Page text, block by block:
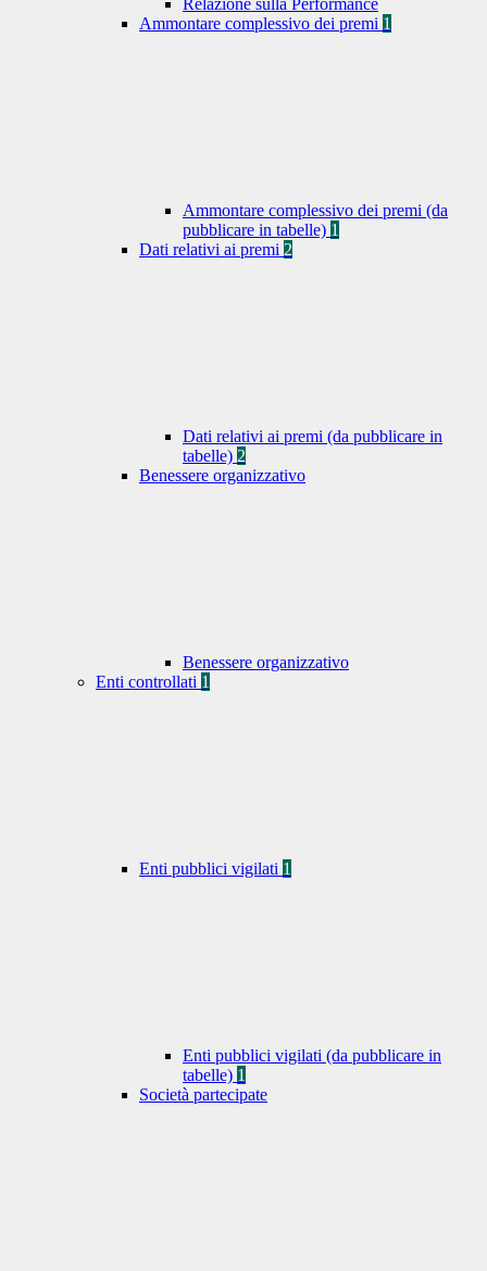
Relazione sulla Performance
Ammontare complessivo dei premi 1
Ammontare complessivo dei premi (da
pubblicare in tabelle) 1
Dati relativi ai premi 2
Dati relativi ai premi (da pubblicare in
tabelle) 2
Benessere organizzativo
Benessere organizzativo
Enti controllati 1
Enti pubblici vigilati 1
Enti pubblici vigilati (da pubblicare in
tabelle) 1
Società partecipate